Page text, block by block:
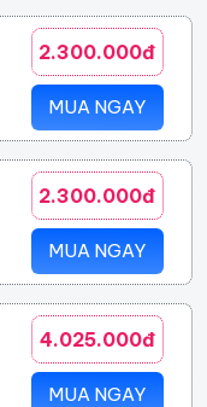
2.300.000đ
MUA NGAY
2.300.000đ
MUA NGAY
4.025.000đ
MUA NGAY